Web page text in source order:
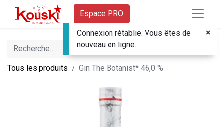
Espace PRO
Tous les produits Gin The Botanist* 46,0 %
Connexion rétablie. Vous êtes de
nouveau en ligne.